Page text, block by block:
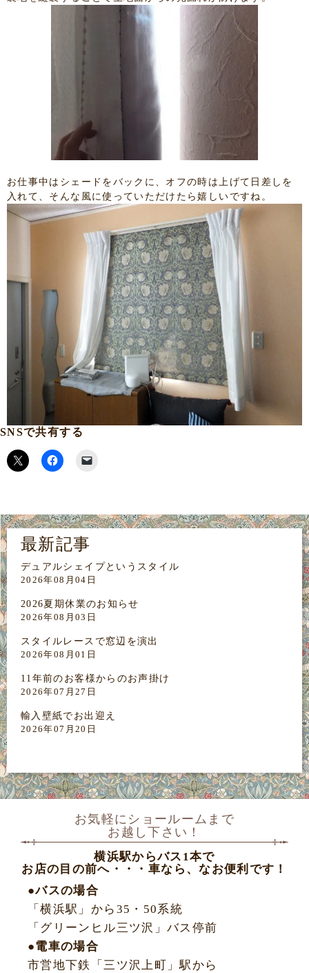
お仕事中はシェードをバックに、オフの時は上げて日差しを
入れて、そんな風に使っていただけたら嬉しいですね。
SNSで共有する
最新記事
デュアルシェイプというスタイル
2026年08月04日
2026夏期休業のお知らせ
2026年08月03日
スタイルレースで窓辺を演出
2026年08月01日
11年前のお客様からのお声掛け
2026年07月27日
輸入壁紙でお出迎え
2026年07月20日
お気軽にショールームまで
お越し下さい！
横浜駅からバス1本で
お店の目の前へ・・・車なら、なお便利です！
●バスの場合
「横浜駅」から35・50系統
「グリーンヒル三ツ沢」バス停前
●電車の場合
市営地下鉄「三ツ沢上町」駅から